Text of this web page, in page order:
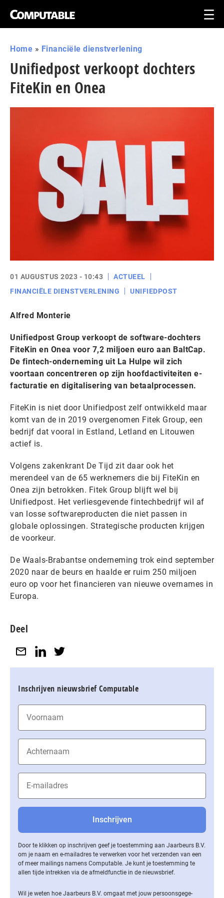
Home » Financiële dienstverlening
Unifiedpost verkoopt dochters
FiteKin en Onea
01 AUGUSTUS 2023 - 10:43
ACTUEEL
FINANCIËLE DIENSTVERLENING
UNIFIEDPOST
Alfred Monterie
Unifiedpost Group verkoopt de software-dochters
FiteKin en Onea voor 7,2 miljoen euro aan BaltCap.
De fintech-onderneming uit La Hulpe wil zich
voortaan concentreren op zijn hoofdactiviteiten e-
facturatie en digitalisering van betaalprocessen.
FiteKin is niet door Unifiedpost zelf ontwikkeld maar
komt van de in 2019 overgenomen Fitek Group, een
bedrijf dat vooral in Estland, Letland en Litouwen
actief is.
Volgens zakenkrant De Tijd zit daar ook het
merendeel van de 65 werknemers die bij FiteKin en
Onea zijn betrokken. Fitek Group blijft wel bij
Unifiedpost. Het verliesgevende fintechbedrijf wil af
van losse softwareproducten die niet passen in
globale oplossingen. Strategische producten krijgen
de voorkeur.
De Waals-Brabantse onderneming trok eind september
2020 naar de beurs en haalde er ruim 250 miljoen
euro op voor het financieren van nieuwe overnames in
Europa.
Deel
Inschrijven nieuwsbrief Computable
Door te klikken op inschrijven geef je toestemming aan Jaarbeurs B.V.
om je naam en e-mailadres te verwerken voor het verzenden van een
of meer mailings namens Computable. Je kunt je toestemming te
allen tijde intrekken via de af­meld­func­tie in de nieuwsbrief.
Wil je weten hoe Jaarbeurs B.V. omgaat met jouw per­soons­ge­ge­